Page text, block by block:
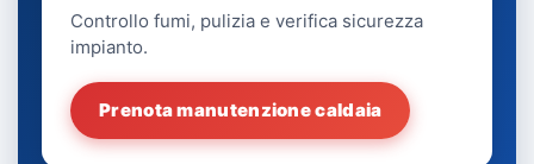
Controllo fumi, pulizia e verifica sicurezza
impianto.
Prenota manutenzione caldaia